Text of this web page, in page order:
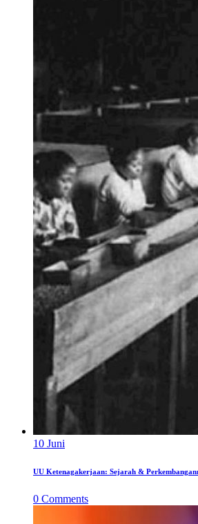
10 Juni
UU Ketenagakerjaan: Sejarah &
0 Comments